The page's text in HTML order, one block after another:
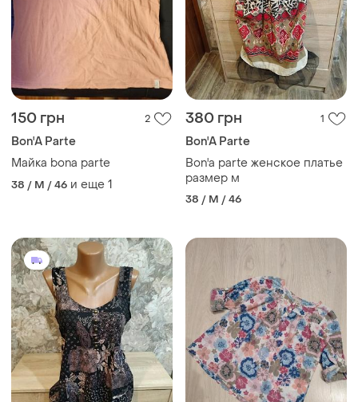
150 грн 2
Bon'A Parte
Майка bona parte
38 / M / 46 и еще 1
380 грн 1
Bon'A Parte
Bon'a parte женское платье
размер м
38 / M / 46